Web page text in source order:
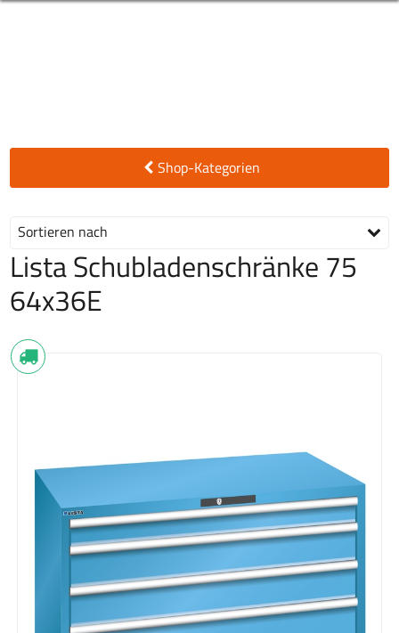
Shop-Kategorien
Sortieren nach
Lista Schubladenschränke 75
64x36E